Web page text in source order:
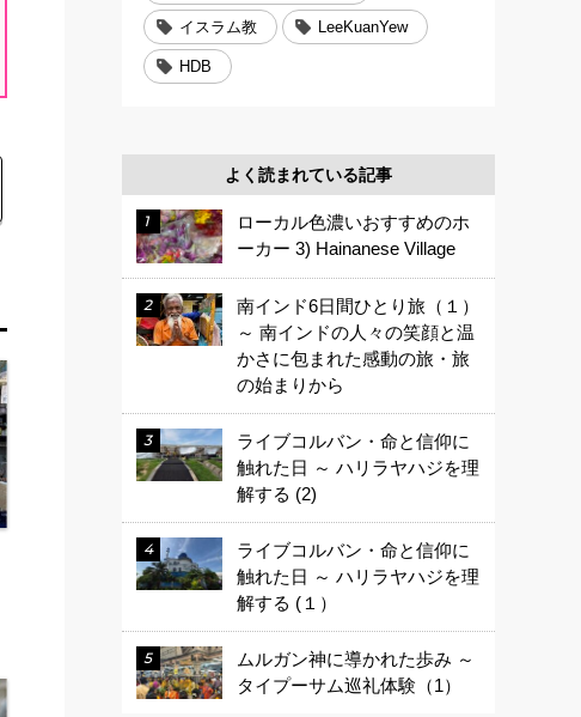
イスラム教 LeeKuanYew
HDB
よく読まれている記事
ローカル色濃いおすすめのホ
ーカー 3) Hainanese Village
南インド6日間ひとり旅（１）
～ 南インドの人々の笑顔と温
かさに包まれた感動の旅・旅
の始まりから
ライブコルバン・命と信仰に
触れた日 ～ ハリラヤハジを理
解する (2)
ライブコルバン・命と信仰に
触れた日 ～ ハリラヤハジを理
解する (１）
ムルガン神に導かれた歩み ～
タイプーサム巡礼体験（1）